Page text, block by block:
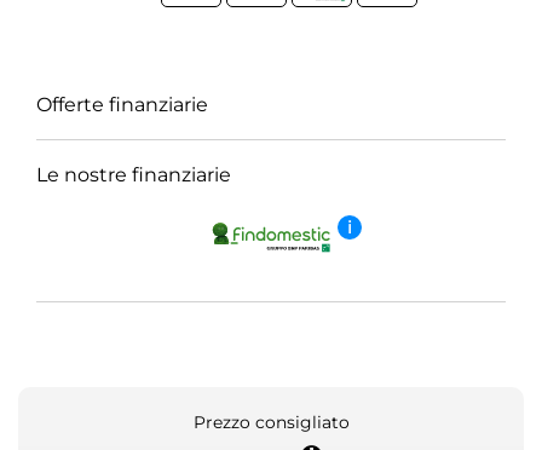
Prezzo consigliato
Offerte finanziarie
Le nostre finanziarie
i